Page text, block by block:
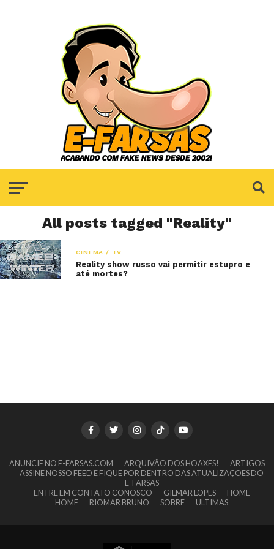
All posts tagged "Reality"
CINEMA / TV
Reality show russo vai permitir estupro e
até mortes?
ANUNCIE NO E-FARSAS.COM ARQUIVÃO DOS HOAXES!
ARTIGOS
ASSINE NOSSO FEED E FIQUE POR DENTRO DAS ATUALIZAÇÕES DO
E-FARSAS
ENTRE EM CONTATO CONOSCO
GILMAR LOPES
HOME
HOME
RIOMAR BRUNO SOBRE ULTIMAS